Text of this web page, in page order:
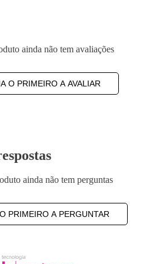
ainda não tem avaliações
O PRIMEIRO A AVALIAR
ainda não tem perguntas
PRIMEIRO A PERGUNTAR